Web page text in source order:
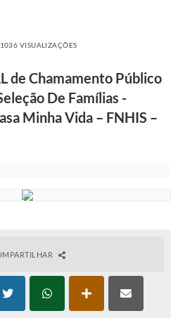
1036 VISUALIZAÇÕES
de Chamamento Público
De Famílias -
Minha Vida – FNHIS –